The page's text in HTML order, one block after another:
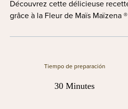
Découvrez cette délicieuse
grâce à la Fleur de Maïs Maïzena ®
Tiempo de preparación
30 Minutes